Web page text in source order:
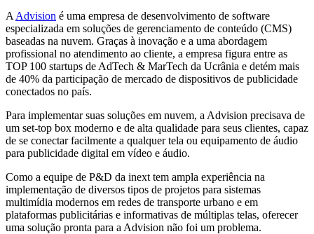
A Advision é uma empresa de desenvolvimento de software
especializada em soluções de gerenciamento de conteúdo (CMS)
baseadas na nuvem. Graças à inovação e a uma abordagem
profissional no atendimento ao cliente, a empresa figura entre as
TOP 100 startups de AdTech & MarTech da Ucrânia e detém mais
de 40% da participação de mercado de dispositivos de publicidade
conectados no país.
Para implementar suas soluções em nuvem, a Advision precisava de
um set-top box moderno e de alta qualidade para seus clientes, capaz
de se conectar facilmente a qualquer tela ou equipamento de áudio
para publicidade digital em vídeo e áudio.
Como a equipe de P&D da inext tem ampla experiência na
implementação de diversos tipos de projetos para sistemas
multimídia modernos em redes de transporte urbano e em
plataformas publicitárias e informativas de múltiplas telas, oferecer
uma solução pronta para a Advision não foi um problema.